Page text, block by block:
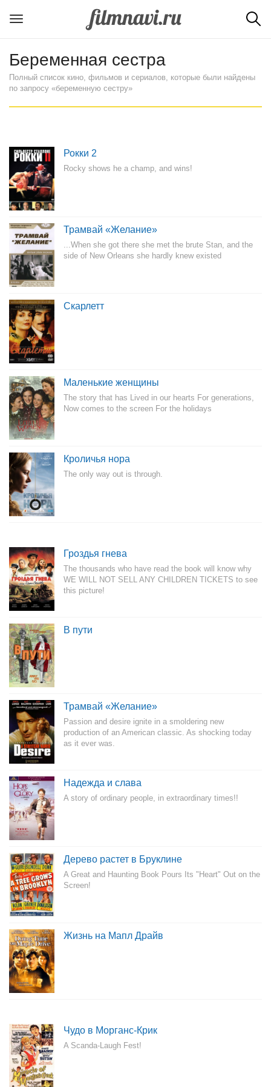
Беременная сестра
Полный список кино, фильмов и сериалов, которые были найдены
по запросу «беременную сестру»
Рокки 2
Rocky shows he a champ, and wins!
Трамвай «Желание»
...When she got there she met the brute Stan, and the
side of New Orleans she hardly knew existed
Скарлетт
Маленькие женщины
The story that has Lived in our hearts For generations,
Now comes to the screen For the holidays
Кроличья нора
The only way out is through.
Гроздья гнева
The thousands who have read the book will know why
WE WILL NOT SELL ANY CHILDREN TICKETS to see
this picture!
В пути
Трамвай «Желание»
Passion and desire ignite in a smoldering new
production of an American classic. As shocking today
as it ever was.
Надежда и слава
A story of ordinary people, in extraordinary times!!
Дерево растет в Бруклине
A Great and Haunting Book Pours Its "Heart" Out on the
Screen!
Жизнь на Мапл Драйв
Чудо в Морганс-Крик
A Scanda-Laugh Fest!